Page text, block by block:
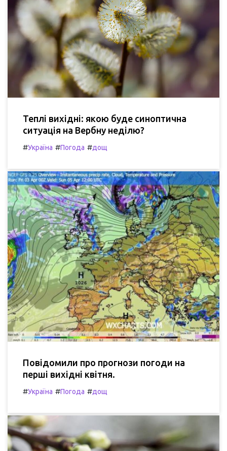
Теплі вихідні: якою буде синоптична
ситуація на Вербну неділю?
#Україна #Погода #дощ
Повідомили про прогнози погоди на
перші вихідні квітня.
#Україна #Погода #дощ